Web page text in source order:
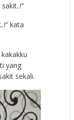
kata
yang
sekali.